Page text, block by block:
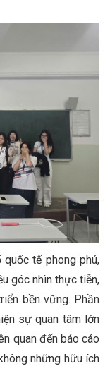
tế phong phú,
góc nhìn thực tiễn,
bền vững. Phần
sự quan tâm lớn
quan đến báo cáo
những hữu ích